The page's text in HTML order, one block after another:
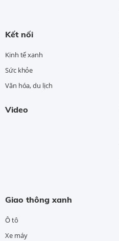
Kết nối
Kinh tế xanh
Sức khỏe
Văn hóa, du lịch
Video
Giao thông xanh
Ô tô
Xe máy